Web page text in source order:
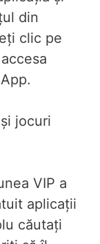
din
clic pe
jocuri
VIP a
aplicații
căutați